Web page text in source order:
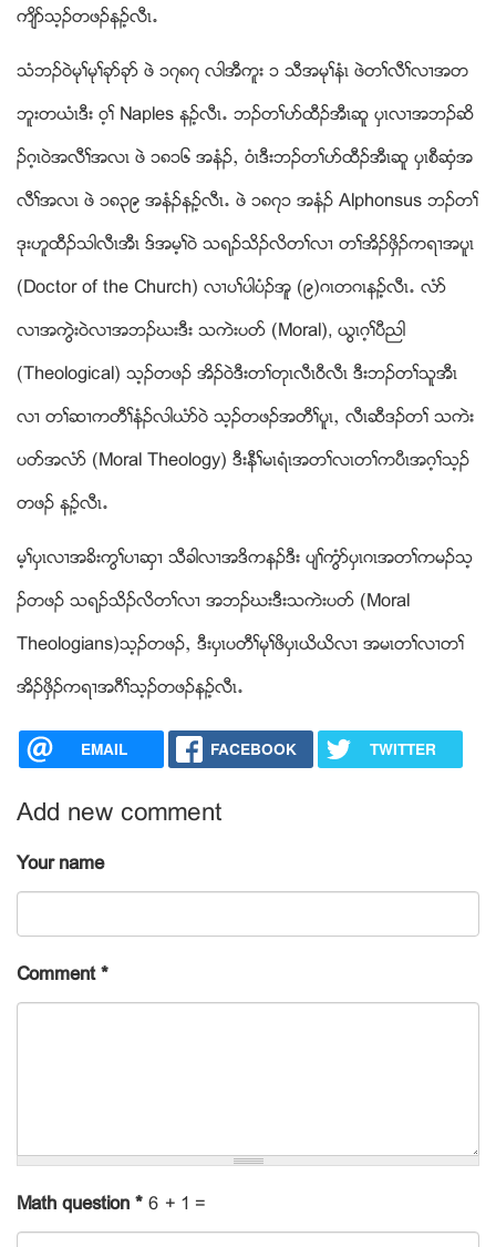
က်ိဏသ့ဥတဖဥနဥ့လီၚ’
သံဘဥ၀ဲမုႈမုႈခုဏခုဏ ဖဲ ၁၇၈၇ လါအီကူး ၁ သီအမုႈနံၚ ဖဲတႈလီႈလ႕အတ
ဘူးတဎံၚဒီး ၀့ႈ Naples နဥ့လီၚ’ ဘဥတႈပဏထီဥအီၚဆူ ပွၚလ႕အဘဥဆိ
ဥဂ့ၚ၀ဲအလီႈအလၚ ဖဲ ၁၈၁၆ အနံဥယ ၀ံၚဒီးဘဥတႈပဏထီဥအီၚဆူ ပွၚစီဆွံအ
လီႈအလၚ ဖဲ ၁၈၃၉ အနံဥနဥ့လီၚ’ ဖဲ ၁၈၇၁ အနံဥ Alphonsus ဘဥတႈ
ဒုးဟူထီဥသါလီၚအီၚ ဒ္အမ့ႈ၀ဲ သရဥသိဥလိတႈလ႕ တႈအိဥဖွိဥကရ႕အပူၚ
(Doctor of the Church) လ႕ပႈပါပံဥအူ (၉)ဂၚတဂၚနဥ့လီၚ’ လံဏ
လ႕အကြဲး၀ဲလ႕အဘဥဃးဒီး သကဲးပ၀ဏ (Moral), ဎြၚဂ့ႈပီညါ
(Theological) သ့ဥတဖဥ အိဥ၀ဲဒီးတႈတုၚလီၚ၀ီလီၚ ဒီးဘဥတႈသူအီၚ
လ႕ တႈဆ႕ကတီႈနံဥလါဎံဏ၀ဲ သ့ဥတဖဥအတီႈပူၚယ လီၚဆီဒဥတႈ သကဲး
ပ၀ဏအလံဏ (Moral Theology) ဒီးနီႈမၚရံၚအတႈလၚတႈကပီၚအဂ့ႈသ့ဥ
တဖဥ နဥ့လီၚ’
မ့ႈပွၚလ႕အခိးကြႈပ႕ဆွ႕ သီခါလ႕အဒိကနဥဒီး ပ်ႈကြံဏပွၚဂၚအတႈကမဥသ့
ဥတဖဥ သရဥသိဥလိတႈလ႕ အဘဥဃးဒီးသကဲးပ၀ဏ (Moral
Theologians)သ့ဥတဖဥယ ဒီးပွၚပတီႈမုႈဖိပွၚဎိဎိလ႕ အမၚတႈလ႕တႈ
အိဥဖွိဥကရ႕အဂီႈသ့ဥတဖဥနဥ့လီၚ’
EMAIL FACEBOOK TWITTER
Add new comment
Your name
Comment*
Math question * 6 + 1 =